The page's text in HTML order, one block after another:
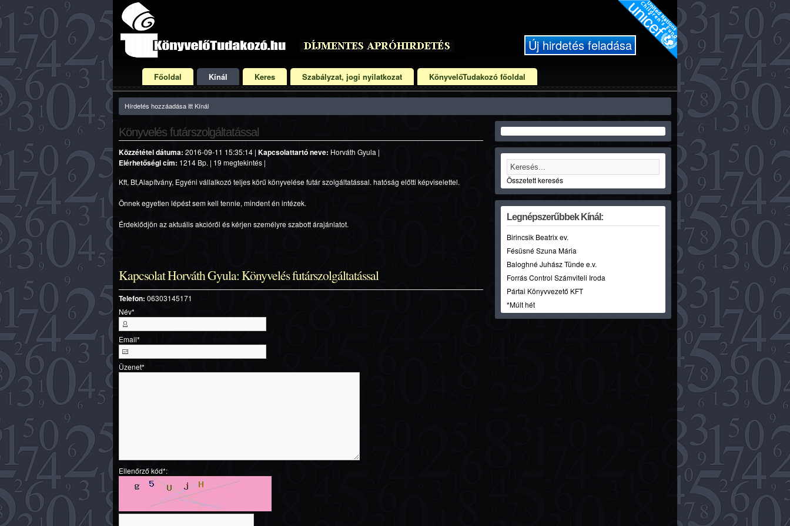
Új hirdetés feladása
Főoldal Kínál Keres Szabályzat, jogi nyilatkozat KönyvelőTudakozó főoldal
Hírdetés hozzáadása itt Kínál
Könyvelés futárszolgáltatással
Közzététel dátuma: 2016-09-11 15:35:14 | Kapcsolattartó neve: Horváth Gyula |
Elérhetőségi cím: 1214 Bp. | 19 megtekintés |
Kft, Bt,Alapítvány, Egyéni vállalkozó teljes körű könyvelése futár szolgáltatással. hatóság előtti képviselettel.
Önnek egyetlen lépést sem kell tennie, mindent én intézek.
Érdeklődjön az aktuális akcióről és kérjen személyre szabott árajánlatot.
Kapcsolat Horváth Gyula: Könyvelés futárszolgáltatással
Telefon: 06303145171
Név*
Email*
Üzenet*
Ellenőrző kód*:
Összetett keresés
Legnépszerűbbek Kínál:
Birincsik Beatrix ev.
Fésüsné Szuna Mária
Baloghné Juhász Tünde e.v.
Forrás Control Számviteli Iroda
Pártai Könyvvezető KFT
*Múlt hét